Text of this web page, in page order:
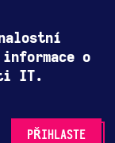
o
IT.